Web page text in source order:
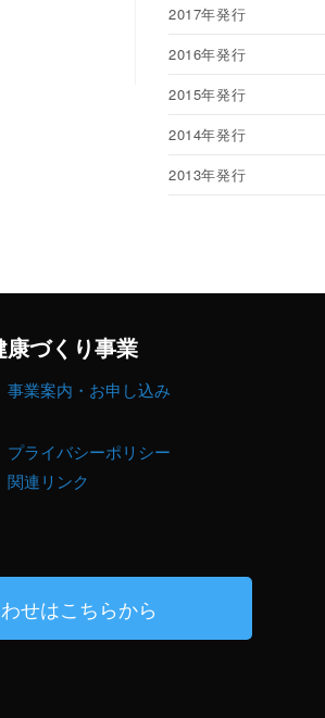
2017年発行
2016年発行
2015年発行
2014年発行
2013年発行
康づくり事業
事業案内・お申し込み
プライバシーポリシー
関連リンク
せはこちらから